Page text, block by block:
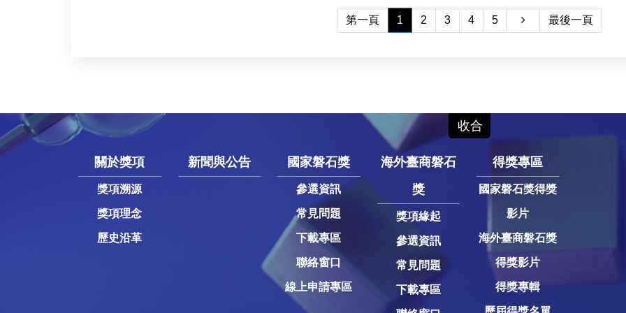
第一頁 1 2 3 4 5 最後一頁
關於獎項
獎項溯源
獎項理念
歷史沿革
新聞與公告 國家磐石獎
參選資訊
常見問題
下載專區
聯絡窗口
線上申請專區
海外臺商磐石
獎
獎項緣起
參選資訊
常見問題
下載專區
得獎專區
國家磐石獎得獎
影片
海外臺商磐石獎
得獎影片
得獎專輯